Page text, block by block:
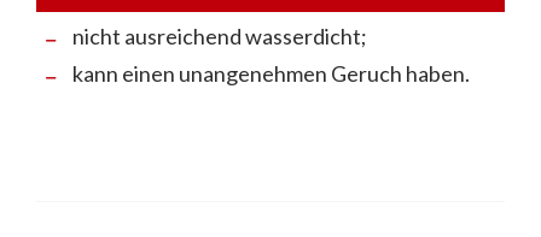
nicht ausreichend wasserdicht;
kann einen unangenehmen Geruch haben.